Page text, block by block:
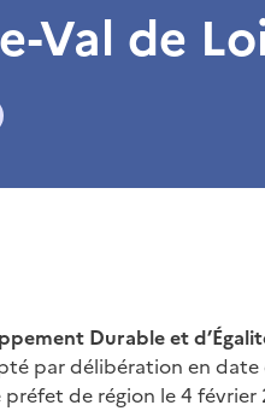
Val de
Durable et
par délibération en
de région le 4 février